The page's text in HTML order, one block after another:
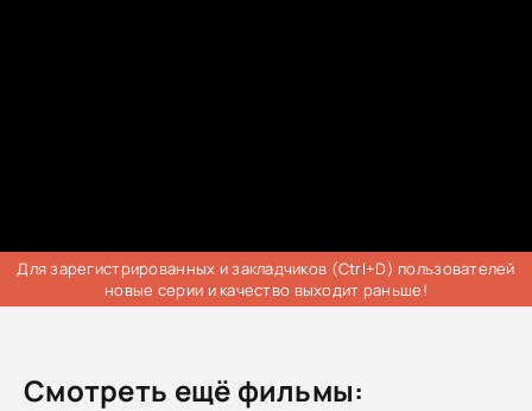
Для зарегистрированных и закладчиков (Ctrl+D) пользователей
новые серии и качество выходит раньше!
Смотреть ещё фильмы: